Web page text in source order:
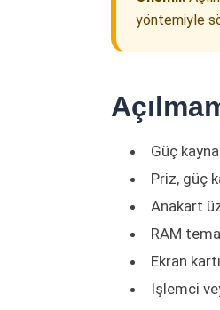
yöntemiyle
Güç
Priz, güç
Anakart
RAM
Ekran
İşlemci